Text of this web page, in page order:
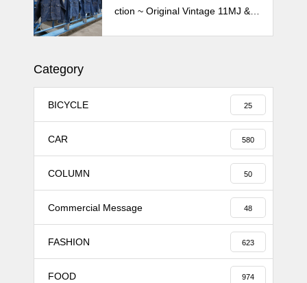
ction ~ Original Vintage 11MJ & 1
Category
BICYCLE 25
CAR 580
COLUMN 50
Commercial Message 48
FASHION 623
FOOD 974